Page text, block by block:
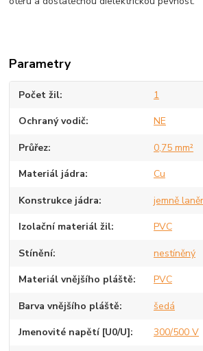
Parametry
Počet žil 1
Ochraný vodič NE
Průřez 0,75 mm²
Materiál jádra Cu
Konstrukce jádra jemně
Izolační materiál žil PVC
Stínění nestíněný
Materiál vnějšího pláště PVC
Barva vnějšího pláště šedá
Jmenovité napětí [U0/U] 300/500 V